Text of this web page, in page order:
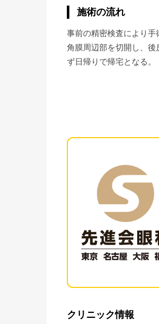
施術の流れ
事前の精密検査により
角膜周辺部を切開し、
ず日帰りで帰宅となる。
クリニック情報